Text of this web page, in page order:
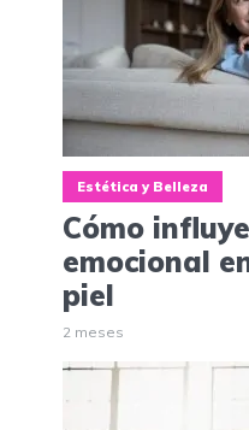
Estética y Belleza
Cómo
emocional
piel
2 meses